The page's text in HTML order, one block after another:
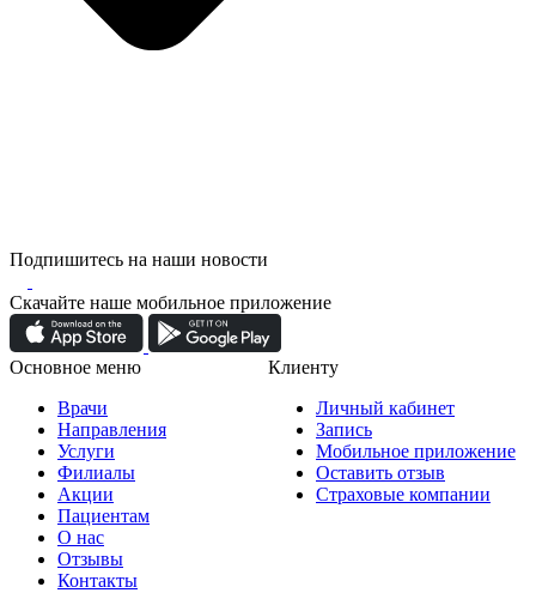
Подпишитесь на наши новости
Скачайте наше мобильное приложение
Основное меню
Врачи
Направления
Услуги
Филиалы
Акции
Пациентам
О нас
Отзывы
Контакты
Клиенту
Личный кабинет
Запись
Мобильное приложение
Оставить отзыв
Страховые компании